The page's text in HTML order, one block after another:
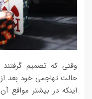
وقتی که تصمیم گرفتند
حالت تهاجمی خود بعد از
اینکه در بیشتر مواقع